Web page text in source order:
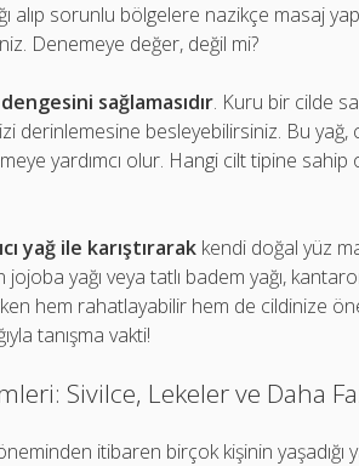
alıp sorunlu bölgelere nazikçe masaj
Denemeye değer, değil mi?
sağlamasıdır. Kuru bir cilde
derinlemesine besleyebilirsiniz. Bu yağ,
yardımcı olur. Hangi cilt tipine sahip
yağ ile karıştırarak kendi doğal yüz
yağı veya tatlı badem yağı,
hem rahatlayabilir hem de cildinize
tanışma vakti!
Sivilce, Lekeler ve Daha
itibaren birçok kişinin yaşadığı